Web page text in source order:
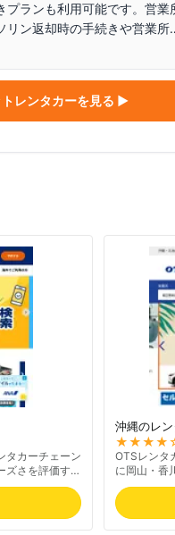
プランも利用可能です。営業
リン返却時の手続きや営業所
レンタカーを見る ▶
タカーチェーン
ズさを評価する
い。対応エリ
ランも利用可能
業所による対応
用前に該当店舗
沖縄のレ
★★★★
OTSレンタ
に岡山・香
レンタカ
バー・7〜8
ンピングカ
応。空港無